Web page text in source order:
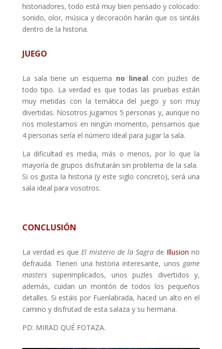
historiadores, todo está muy bien pensado y colocado:
sonido, olor, música y decoración harán que os sintáis
dentro de la historia.
JUEGO
La sala tiene un esquema no lineal con puzles de
todo tipo. La verdad es que todas las pruebas están
muy metidas con la temática del juego y son muy
divertidas. Nosotros jugamos 5 personas y, aunque no
nos molestamos en ningún momento, pensamos que
4 personas sería el número ideal para jugar la sala.
La dificultad es media, más o menos, por lo que la
mayoría de grupos disfrutarán sin problema de la sala.
Si os gusta la historia (y este siglo concreto), será una
sala ideal para vosotros.
CONCLUSIÓN
La verdad es que El misterio de la Sagra de Illusion no
defrauda. Tienen una historia interesante, unosgame
masterssuperimplicados, unos puzles divertidos y,
además, cuidan un montón de todos los pequeños
detalles. Si estáis por Fuenlabrada, haced un alto en el
camino y disfrutad de esta salaza y su hermana.
PD: MIRAD QUÉ FOTAZA.